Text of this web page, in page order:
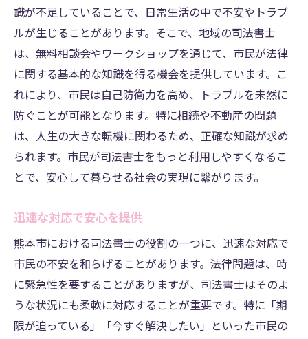
識が不足していることで、日常生活の中で不安やトラブ
ルが生じることがあります。そこで、地域の司法書士
は、無料相談会やワークショップを通じて、市民が法律
に関する基本的な知識を得る機会を提供しています。こ
れにより、市民は自己防衛力を高め、トラブルを未然に
防ぐことが可能となります。特に相続や不動産の問題
は、人生の大きな転機に関わるため、正確な知識が求め
られます。市民が司法書士をもっと利用しやすくなるこ
とで、安心して暮らせる社会の実現に繋がります。
迅速な対応で安心を提供
熊本市における司法書士の役割の一つに、迅速な対応で
市民の不安を和らげることがあります。法律問題は、時
に緊急性を要することがありますが、司法書士はそのよ
うな状況にも柔軟に対応することが重要です。特に「期
限が迫っている」「今すぐ解決したい」といった市民の